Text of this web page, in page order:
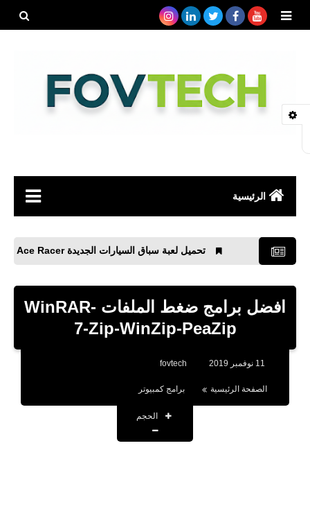
الرئيسية
رياضة
مواقع
برامج كمبيوتر
تحميل لعبة سباق السيارات الجديدة Ace Racer ايس رايدر
افضل برامج ضغط الملفات WinRAR-
7-Zip-WinZip-PeaZip
fovtech
الصفحة الرئيسية برامج كمبيوتر
الحجم